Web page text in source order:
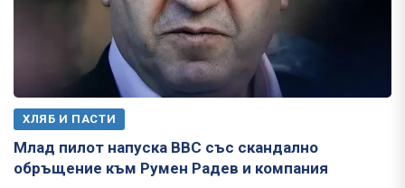
ХЛЯБ И ПАСТИ
Млад пилот напуска ВВС със скандално
обръщение към Румен Радев и компания